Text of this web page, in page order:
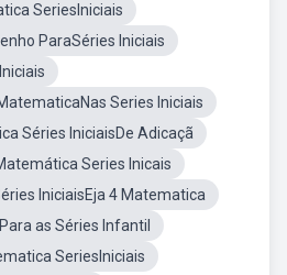
SeriesIniciais
ParaSéries Iniciais
Series Iniciais
Séries IniciaisDe Adicaçã
Series Inicais
IniciaisEja 4 Matematica
as Séries Infantil
SeriesIniciais